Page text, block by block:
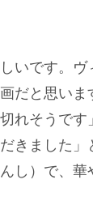
いです。ヴ
だと思い
れそうで
きました
し）で、